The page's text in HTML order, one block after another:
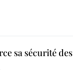
sa sécurité des